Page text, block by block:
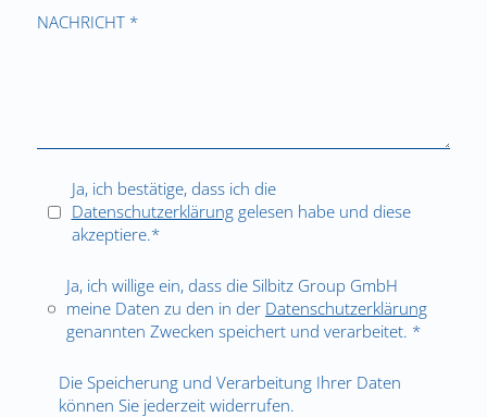
NACHRICHT *
Ja, ich bestätige, dass ich die
Datenschutzerklärunggelesen habe und diese
akzeptiere.*
Ja, ich willige ein, dass die Silbitz Group GmbH
meine Daten zu den in der Datenschutzerklärung
genannten Zwecken speichert und verarbeitet. *
Die Speicherung und Verarbeitung Ihrer Daten
können Sie jederzeit widerrufen.